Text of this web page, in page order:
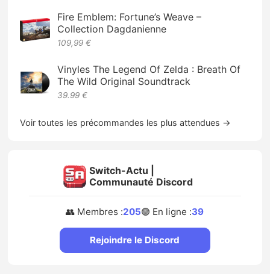
Fire Emblem: Fortune’s Weave –
Collection Dagdanienne
109,99 €
Vinyles The Legend Of Zelda : Breath Of
The Wild Original Soundtrack
39.99 €
Voir toutes les précommandes les plus attendues →
Switch-Actu |
Communauté Discord
👥 Membres :205🟢 En ligne :39
Rejoindre le Discord